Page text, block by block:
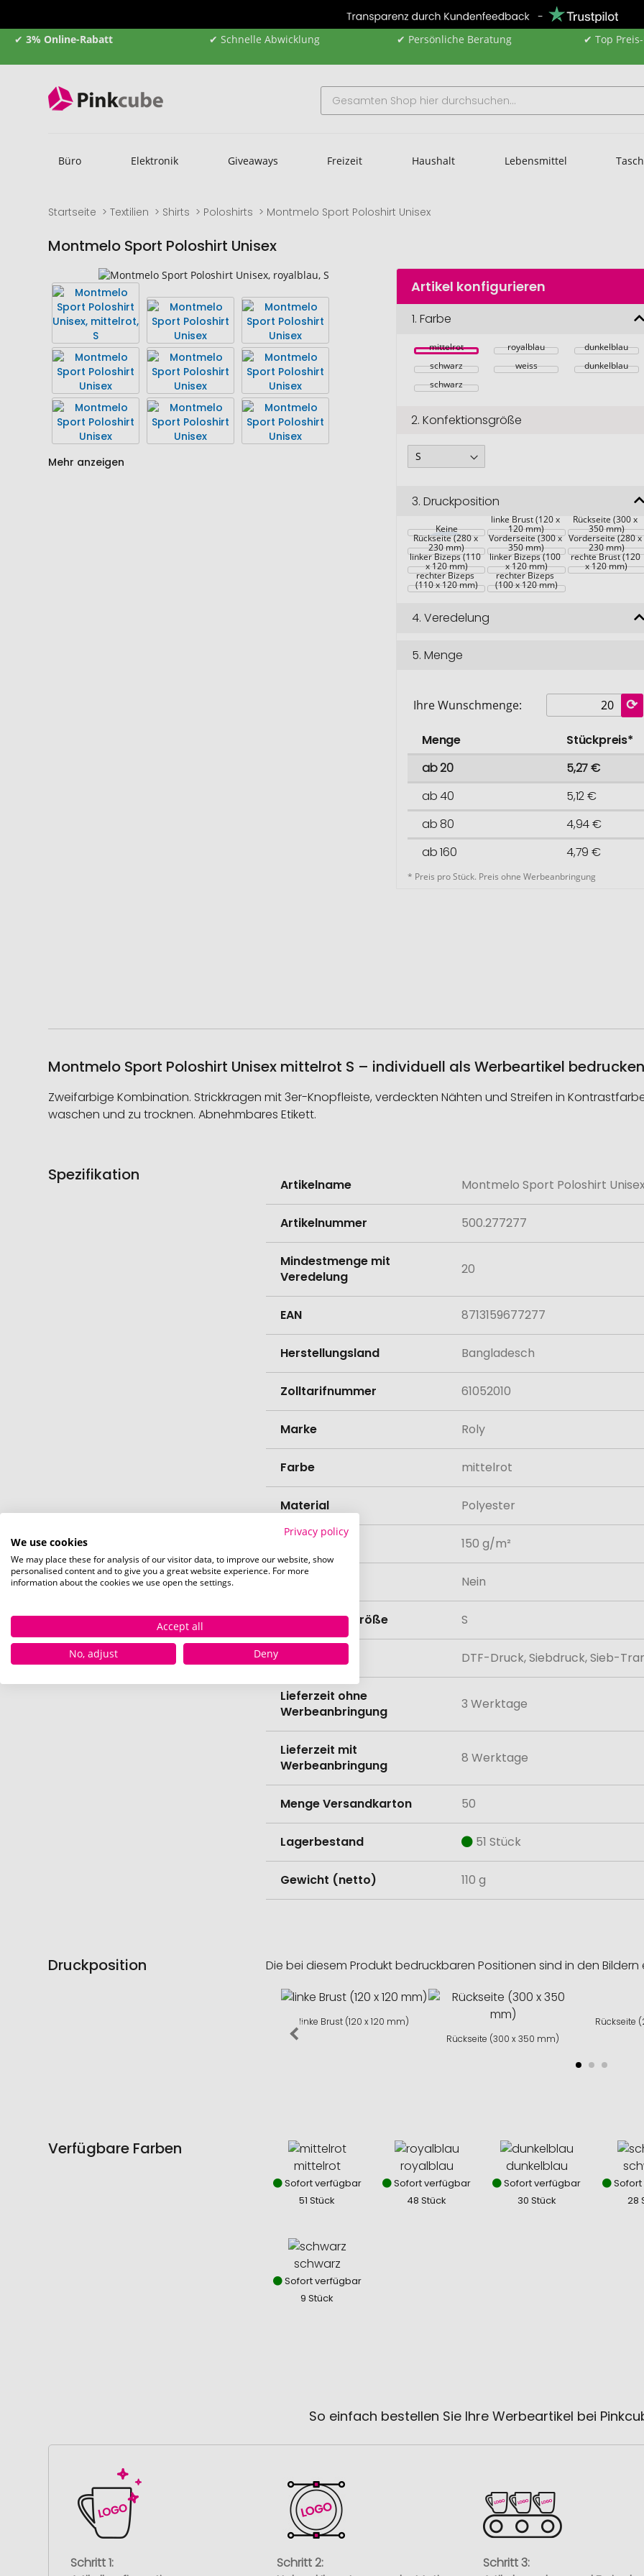
✔ 3% Online-Rabatt ✔ Schnelle Abwicklung ✔ Persönliche Beratung ✔ Top
Büro Elektronik Giveaways Freizeit Haushalt Lebensmittel
Startseite Textilien Shirts Poloshirts Montmelo Sport Poloshirt Unisex
Montmelo Sport Poloshirt Unisex
Ende
der
Bildgalerie
springen
Mehr anzeigen
Anfang
der
Bildgalerie
springen
Artikel konfigurieren
1.Farbe
mittelrot royalblau
dunkelblau
schwarz
weiss
dunkelblau
schwarz
2.Konfektionsgröße
3.Druckposition
Keine
linke Brust (120 x
120 mm)
Rückseite (300 x
350 mm)
Rückseite (280 x
230 mm)
Vorderseite (300 x
350 mm)
Vorderseite (280 x
230 mm)
linker Bizeps (110
x 120 mm)
linker Bizeps (100
x 120 mm)
rechte Brust (120
x 120 mm)
rechter Bizeps
(110 x 120 mm)
rechter Bizeps
(100 x 120 mm)
4.Veredelung
5.Menge
Ihre Wunschmenge:
Menge
Stückpreis*
ab 20
5,27 €
ab 40
5,12 €
ab 80
4,94 €
ab 160
4,79 €
* Preis pro Stück. Preis ohne Werbeanbringung
Montmelo Sport Poloshirt Unisex mittelrot S – individuell als Werbeartikel bedrucken
Zweifarbige Kombination. Strickkragen mit 3er-Knopfleiste, verdeckten Nähten und Streifen in
waschen und zu trocknen. Abnehmbares Etikett.
Spezifikation
Informationen
Artikelname Montmelo Sport Poloshirt
Artikelnummer 500.277277
Mindestmenge mit
Veredelung
20
EAN 8713159677277
Herstellungsland Bangladesch
Zolltarifnummer 61052010
Marke Roly
Farbe mittelrot
Material Polyester
150 g/m²
Nein
Konfektionsgröße S
DTF-Druck, Siebdruck, Sieb-
Lieferzeit ohne
Werbeanbringung
3 Werktage
Lieferzeit mit
Werbeanbringung
8 Werktage
Menge Versandkarton 50
Lagerbestand 51 Stück
Gewicht (netto) 110 g
Druckposition Die bei diesem Produkt bedruckbaren Positionen sind in den
linke Brust (120 x 120 mm)
Rückseite (300 x 350 mm)
Rückseite
Verfügbare Farben
mittelrot
Sofort verfügbar
51 Stück
royalblau
Sofort verfügbar
48 Stück
dunkelblau
Sofort verfügbar
30 Stück
28
schwarz
Sofort verfügbar
9 Stück
So einfach bestellen Sie Ihre Werbeartikel bei
Schritt 1:
Schritt 2:
Schritt 3:
Privacy policy
We use cookies
We may place these for analysis of our visitor data, to improve our website, show
personalised content and to give you a great website experience. For more
information about the cookies we use open the settings.
Accept all
No, adjust
Deny